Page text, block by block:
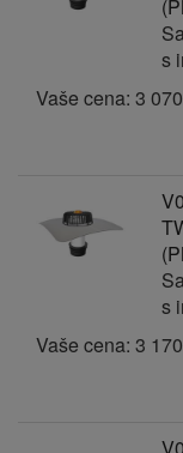
s
Vaše cena: 3
s
Vaše cena: 3